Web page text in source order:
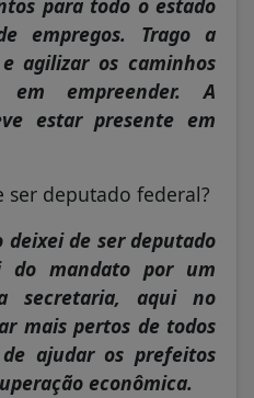
para todo o estado
empregos. Trago a
agilizar os caminhos
empreender. A
estar presente em
ser deputado federal?
deixei de ser deputado
do mandato por um
secretaria, aqui no
mais pertos de todos
ajudar os prefeitos
econômica.